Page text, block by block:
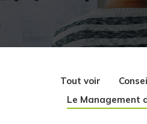
Tout voir
Le Management